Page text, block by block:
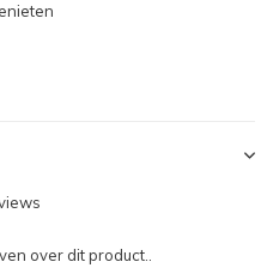
over dit product..